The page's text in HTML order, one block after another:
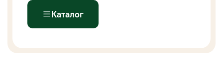
Каталог